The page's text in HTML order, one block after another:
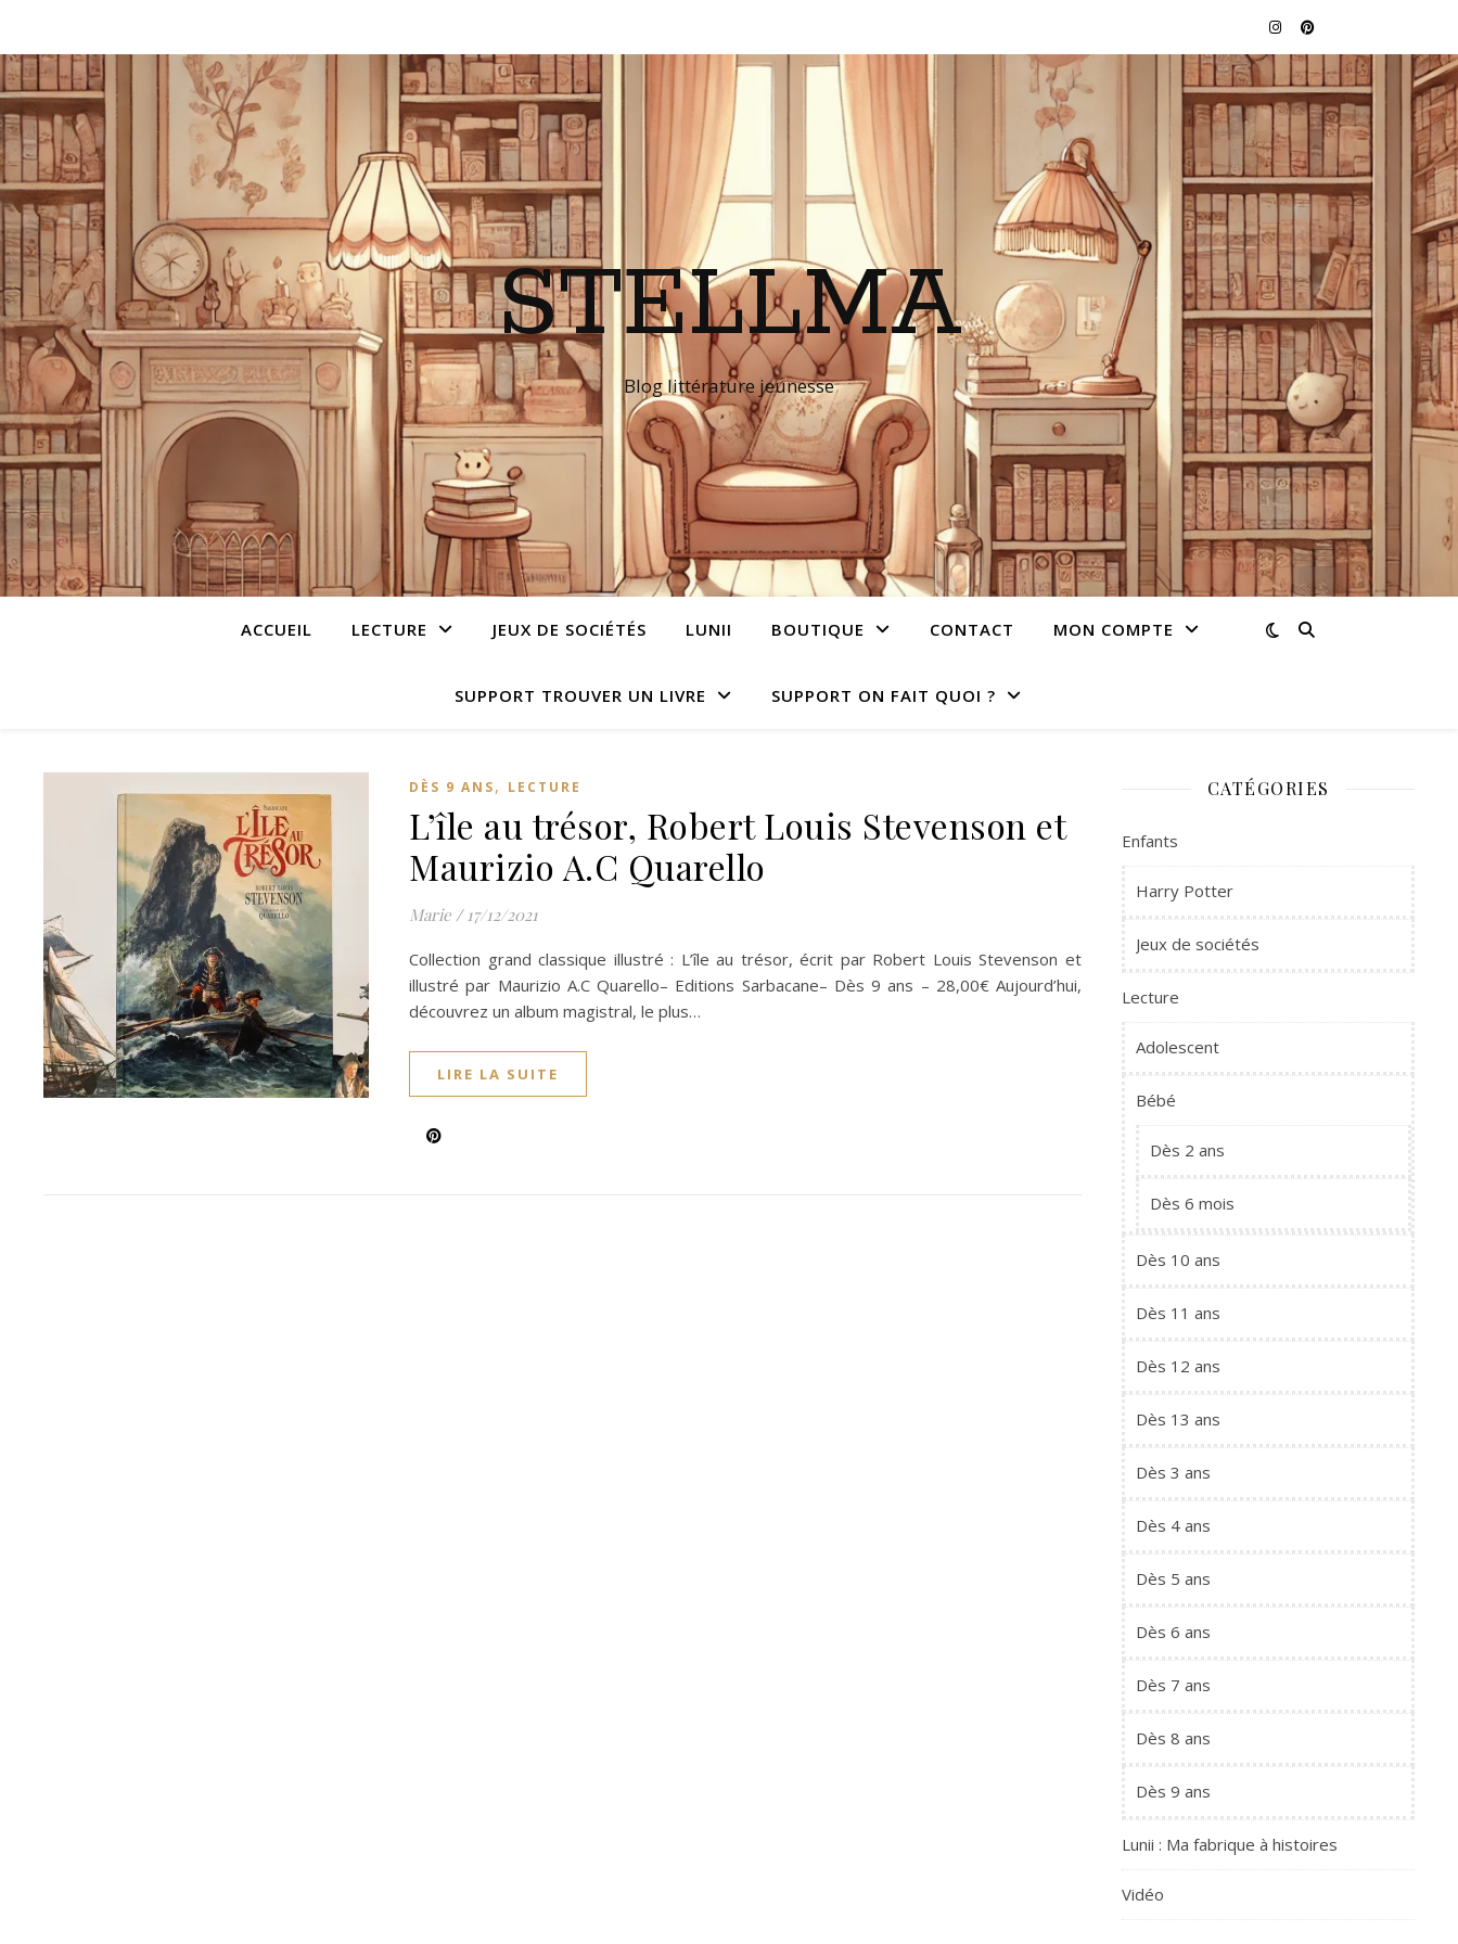
STELLMA
Blog littérature jeunesse
ACCUEIL LECTURE JEUX DE SOCIÉTÉS LUNII BOUTIQUE CONTACT MON COMPTE
SUPPORT TROUVER UN LIVRE SUPPORT ON FAIT QUOI ?
DÈS 9 ANS, LECTURE
L’île au trésor, Robert Louis Stevenson et
Maurizio A.C Quarello
Marie / 17/12/2021
Collection grand classique illustré : L’île au trésor, écrit par Robert Louis Stevenson et
illustré par Maurizio A.C Quarello– Editions Sarbacane– Dès 9 ans – 28,00€ Aujourd’hui,
découvrez un album magistral, le plus…
LIRE LA SUITE
CATÉGORIES
Enfants
Harry Potter
Jeux de sociétés
Lecture
Adolescent
Bébé
Dès 2 ans
Dès 6 mois
Dès 10 ans
Dès 11 ans
Dès 12 ans
Dès 13 ans
Dès 3 ans
Dès 4 ans
Dès 5 ans
Dès 6 ans
Dès 7 ans
Dès 8 ans
Dès 9 ans
Lunii : Ma fabrique à histoires
Vidéo